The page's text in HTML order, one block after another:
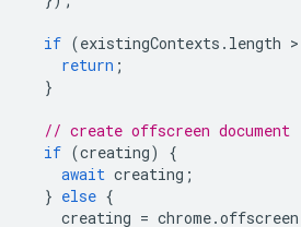
if (existingContexts . length >
return ;
}
// create offscreen document
if (creating)
{
await creating ;
} else {
creating = chrome.offscreen